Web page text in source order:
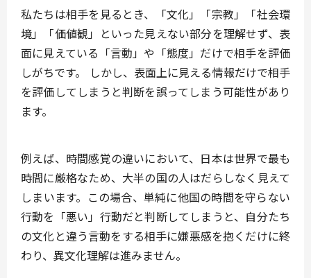
私たちは相手を見るとき、「文化」「宗教」「社会環
境」「価値観」といった見えない部分を理解せず、表
面に見えている「言動」や「態度」だけで相手を評価
しがちです。 しかし、表面上に見える情報だけで相手
を評価してしまうと判断を誤ってしまう可能性があり
ます。
例えば、時間感覚の違いにおいて、日本は世界で最も
時間に厳格なため、大半の国の人はだらしなく見えて
しまいます。この場合、単純に他国の時間を守らない
行動を「悪い」行動だと判断してしまうと、自分たち
の文化と違う言動をする相手に嫌悪感を抱くだけに終
わり、異文化理解は進みません。